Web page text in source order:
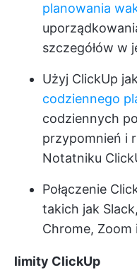
planowania
szczegółów w
Użyj ClickUp
codziennego
codziennych
przypomnień i
Notatniku
Połączenie
takich jak
Chrome, Zoom
limity ClickUp